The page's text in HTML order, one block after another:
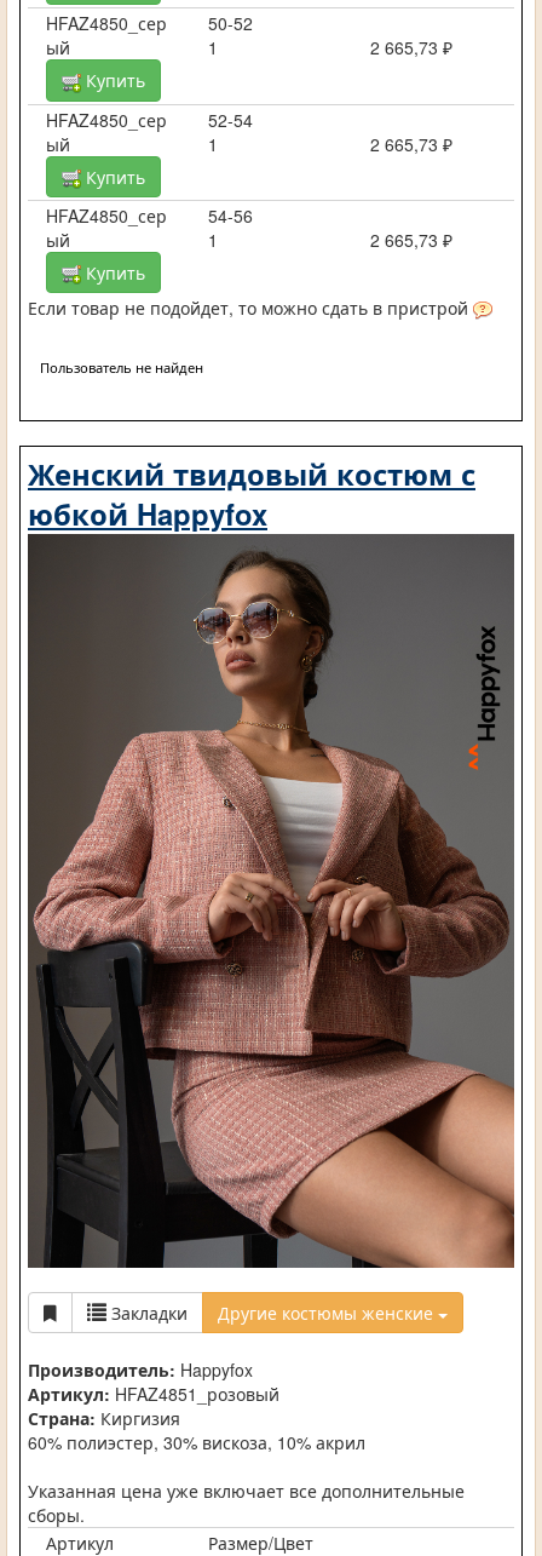
HFAZ4850_сер
ый
50-52
1
2 665,73 ₽
Купить
HFAZ4850_сер
ый
52-54
1
2 665,73 ₽
Купить
HFAZ4850_сер
ый
54-56
1
2 665,73 ₽
Купить
Если товар не подойдет, то можно сдать в пристрой
Пользователь не найден
Женский твидовый костюм с
юбкой Happyfox
Закладки Другие костюмы женские
Производитель: Happyfox
Артикул: HFAZ4851_розовый
Страна: Киргизия
60% полиэстер, 30% вискоза, 10% акрил
Указанная цена уже включает все дополнительные
сборы.
Артикул
Размер/Цвет